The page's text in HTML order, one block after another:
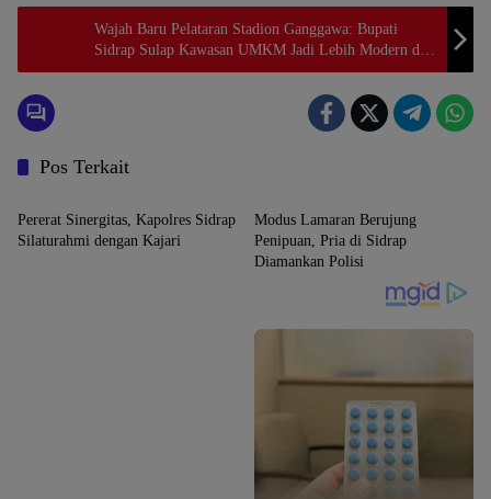
Wajah Baru Pelataran Stadion Ganggawa: Bupati
Sidrap Sulap Kawasan UMKM Jadi Lebih Modern dan
Eksklusif
Pos Terkait
SIDRAP
Pererat Sinergitas, Kapolres Sidrap
Silaturahmi dengan Kajari
Modus Lamaran Berujung
Penipuan, Pria di Sidrap
Diamankan Polisi